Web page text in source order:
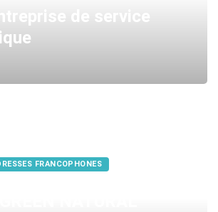
de service
FRANCOPHONES